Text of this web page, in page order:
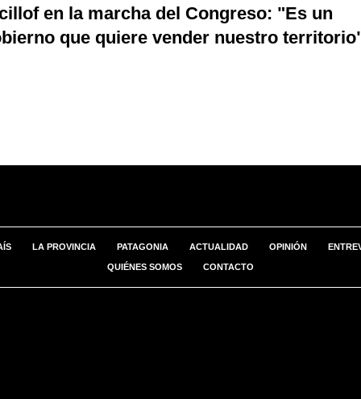
en la marcha del Congreso: "Es un
que quiere vender nuestro
LA PROVINCIA PATAGONIA ACTUALIDAD OPINIÓN
QUIÉNES SOMOS CONTACTO